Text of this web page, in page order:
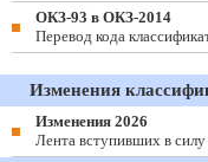
ОКЗ-93 в ОКЗ-2014
Перевод кода
Изменения
Изменения 2026
Лента вступивших в